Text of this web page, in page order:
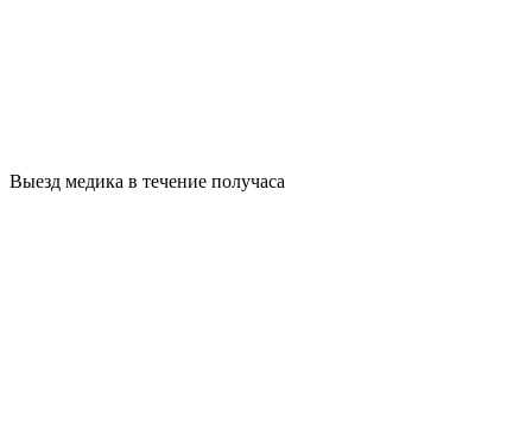
Выезд медика в течение получаса